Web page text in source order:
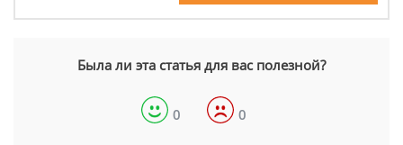
Была ли эта статья для вас полезной?
0 0